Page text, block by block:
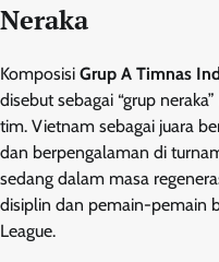
Neraka
Komposisi Grup A Timnas
disebut sebagai “grup
tim. Vietnam sebagai juara
dan berpengalaman di
sedang dalam masa
disiplin dan pemain-pemain
League.